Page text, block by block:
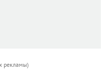
рекламы)